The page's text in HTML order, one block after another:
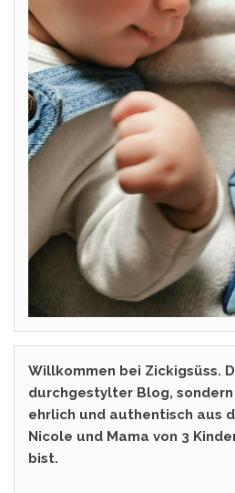
Willkommen bei Zickigsüss.
durchgestylter Blog,
ehrlich und authentisch aus
Nicole und Mama von 3
bist.